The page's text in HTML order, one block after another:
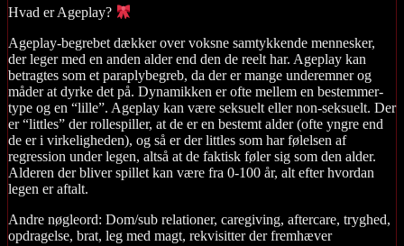
Hvad er Ageplay?
Ageplay-begrebet dækker over voksne samtykkende mennesker,
der leger med en anden alder end den de reelt har. Ageplay kan
betragtes som et paraplybegreb, da der er mange underemner og
måder at dyrke det på. Dynamikken er ofte mellem en bestemmer-
type og en “lille”. Ageplay kan være seksuelt eller non-seksuelt. Der
er “littles” der rollespiller, at de er en bestemt alder (ofte yngre end
de er i virkeligheden), og så er der littles som har følelsen af
regression under legen, altså at de faktisk føler sig som den alder.
Alderen der bliver spillet kan være fra 0-100 år, alt efter hvordan
legen er aftalt.
Andre nøgleord: Dom/sub relationer, caregiving, aftercare, tryghed,
opdragelse, brat, leg med magt, rekvisitter der fremhæver